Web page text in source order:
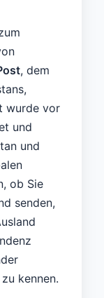
, dem
wurde vor
und
und
ob Sie
senden,
kennen.